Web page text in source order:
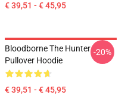
€ 39,51 - € 45,95
Bloodborne The Hunter
Pullover Hoodie
€ 39,51 - € 45,95
-20%